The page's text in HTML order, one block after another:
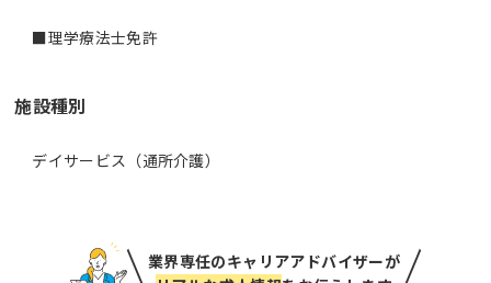
■理学療法士免許
施設種別
デイサービス（通所介護）
業界専任のキャリアアドバイザーが